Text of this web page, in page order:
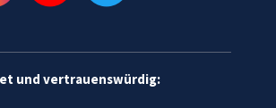
und vertrauenswürdig: